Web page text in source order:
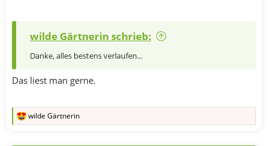
wilde Gärtnerin schrieb:
Danke, alles bestens verlaufen...
Das liest man gerne.
R
wilde Gärtnerin